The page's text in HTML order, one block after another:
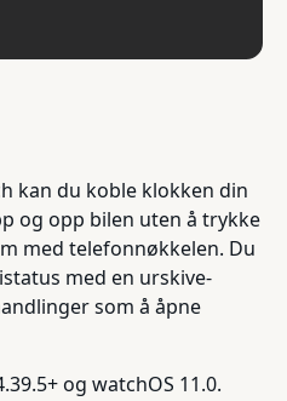
kan du koble klokken din
og opp bilen uten å trykke
med telefonnøkkelen. Du
med en urskive-
som å åpne
og watchOS 11.0.